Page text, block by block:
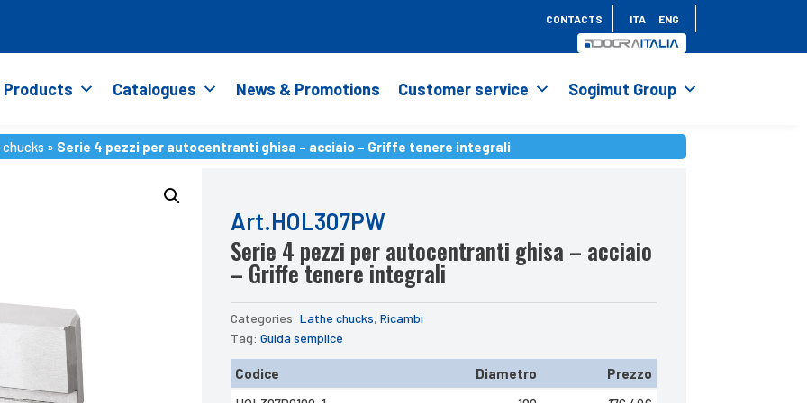
CONTACTS ITA ENG
Products Catalogues News & Promotions Customer service Sogimut Group
» Serie 4 pezzi per autocentranti ghisa – acciaio – Griffe tenere integrali
» Serie 4 pezzi per autocentranti ghisa – acciaio – Griffe tenere integrali
Art.HOL307PW
Serie 4 pezzi per autocentranti ghisa – acciaio
– Griffe tenere integrali
Categories:Lathe chucks,Ricambi
Tag:Guida semplice
Codice Diametro
Prezzo